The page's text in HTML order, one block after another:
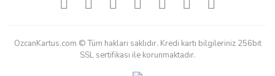
OzcanKartus.com © Tüm hakları saklıdır. Kredi kartı bilgileriniz 256bit
SSL sertifikası ile korunmaktadır.